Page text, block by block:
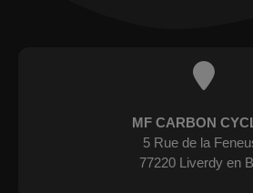
MF CARBON
5 Rue de la
77220 Liverdy en